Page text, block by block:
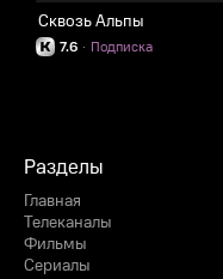
Сквозь Альпы
7.6 Подписка
·
Разделы
Главная
Телеканалы
Фильмы
Сериалы